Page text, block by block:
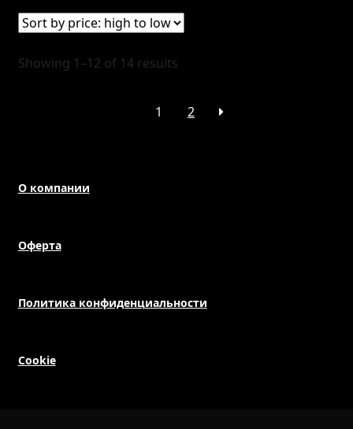
Showing 1–12 of 14 results
1 2
О компании
Оферта
Политика конфиденциальности
Cookie